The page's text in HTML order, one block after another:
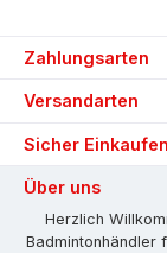
Zahlungsarten
Versandarten
Sicher Einkaufen
Über uns
Herzlich
Badmintonhändler